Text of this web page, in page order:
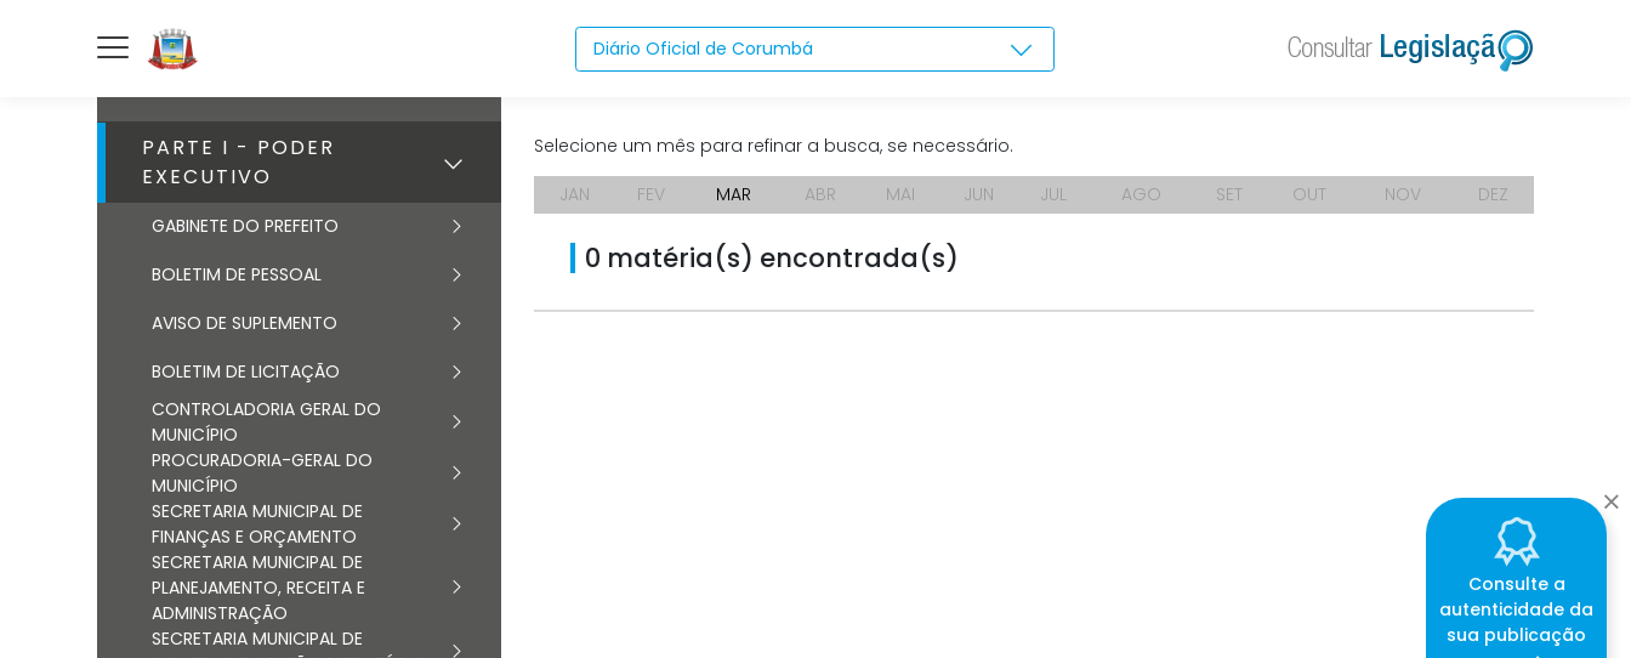
Diário Oficial de Corumbá
PARTE I - PODER
EXECUTIVO
GABINETE DO PREFEITO
BOLETIM DE PESSOAL
AVISO DE SUPLEMENTO
BOLETIM DE LICITAÇÃO
CONTROLADORIA GERAL DO
MUNICÍPIO
PROCURADORIA-GERAL DO
MUNICÍPIO
SECRETARIA MUNICIPAL DE
FINANÇAS E ORÇAMENTO
SECRETARIA MUNICIPAL DE
PLANEJAMENTO, RECEITA E
ADMINISTRAÇÃO
SECRETARIA MUNICIPAL DE
Selecione um mês para refinar a busca, se necessário.
JAN
FEV MAR ABR MAI JUN JUL AGO SET OUT NOV DEZ
0 matéria(s) encontrada(s)
Consulte a
autenticidade da
sua publicação